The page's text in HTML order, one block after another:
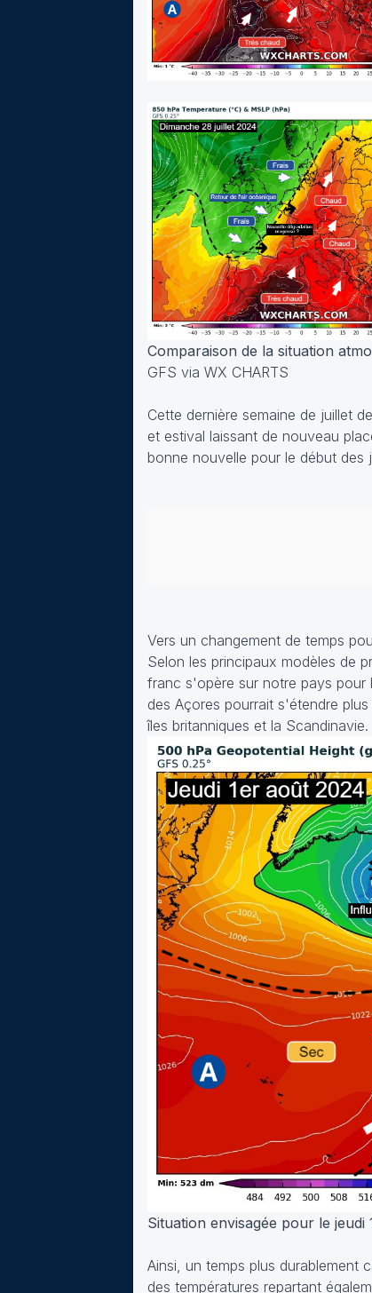
Comparaison de la situation
GFS via WX CHARTS
Cette dernière semaine de juillet
et estival laissant de nouveau
bonne nouvelle pour le début des
Vers un changement de temps
Selon les principaux modèles de
franc s'opère sur notre pays pour
des Açores pourrait s'étendre
îles britanniques et la Scandinavie.
Situation envisagée pour le jeudi
Ainsi, un temps plus durablement
des températures repartant